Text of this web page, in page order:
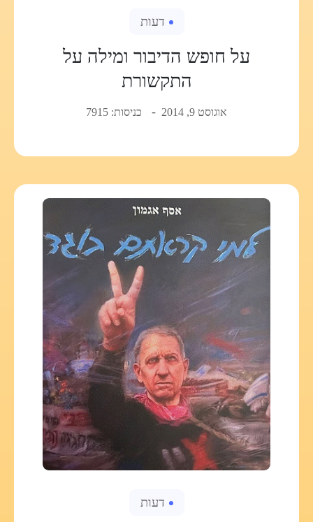
דעות
על חופש הדיבור ומילה על
התקשורת
אוגוסט 9, 2014 כניסות: 7915
דעות